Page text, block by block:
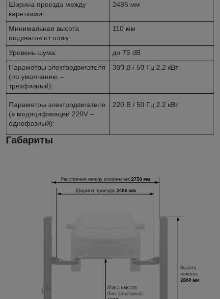
Ширина проезда между
каретками:
2486 мм
Минимальная высота
подхватов от пола:
110 мм
Уровень шума:
до 75 dB
Параметры электродвигателя
(по умолчанию –
трехфазный):
380 В / 50 Гц 2.2 кВт
Параметры электродвигателя
(в модицификации 220V –
однофазный):
220 В / 50 Гц 2.2 кВт
Габариты